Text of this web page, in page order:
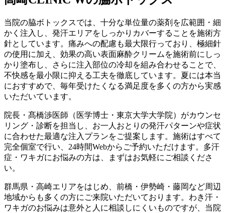
当院の脇ボトックスでは、十分な単位量の薬剤を広範囲・細
かく注入し、発汗エリアをしっかりカバーすることを施術方
針としています。痛みへの配慮も最大限行っており、極細針
の使用に加え、効果の高い表面麻酔クリームを施術前にしっ
かり塗布し、さらに注入部位の冷却を組み合わせることで、
不快感を最小限に抑える工夫を徹底しています。夏には本当
におすすめで、毎年受けたくなる満足度を多くの方から実感
いただいています。
院長・髙橋渉医師（医学博士・東京大学大学院）がカウンセ
リング・診断を担当し、お一人おとりの発汗パターンや症状
に合わせた最適な注入プランをご提案します。施術はすべて
完全個室で行い、24時間Webからご予約いただけます。多汗
症・ワキガにお悩みの方は、まずはお気軽にご相談くださ
い。
群馬県・高崎エリアをはじめ、前橋・伊勢崎・藤岡など周辺
地域からも多くの方にご来院いただいております。わき汗・
ワキガのお悩みは意外と人に相談しにくいものですが、当院